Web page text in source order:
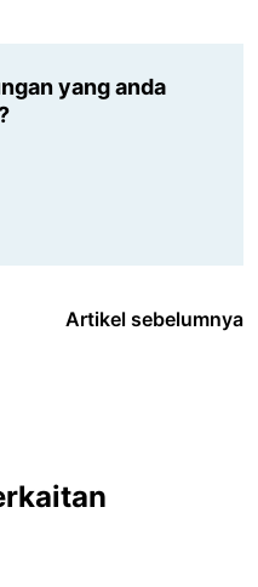
yang anda
Artikel sebelumnya